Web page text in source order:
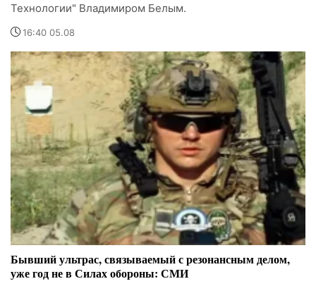
Технологии" Владимиром Белым.
16:40 05.08
Бывший ультрас, связываемый с резонансным делом,
уже год не в Силах обороны: СМИ